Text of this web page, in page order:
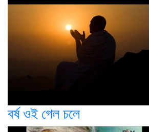
বর্ষ ওই গেল চলে